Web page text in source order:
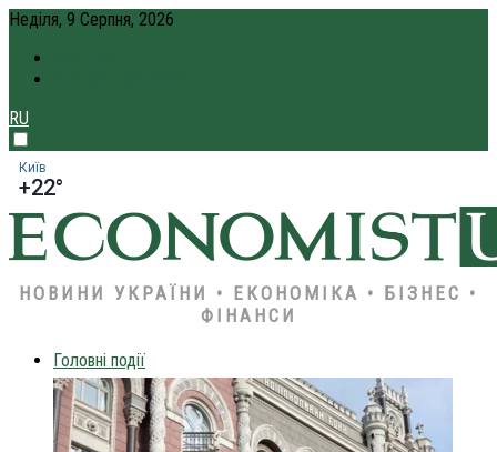
Неділя, 9 Серпня, 2026
RU
Київ
+22°
НОВИНИ УКРАЇНИ • ЕКОНОМІКА • БІЗНЕС •
ФІНАНСИ
Головні події